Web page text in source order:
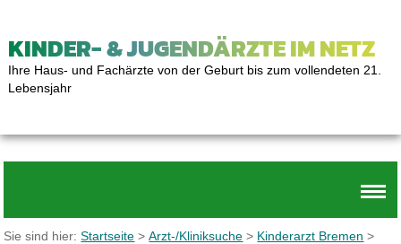
KINDER- & JUGENDÄRZTE IM NETZ
Ihre Haus- und Fachärzte von der Geburt bis zum vollendeten 21.
Lebensjahr
Sie sind hier:Startseite >Arzt-/Kliniksuche > Kinderarzt Bremen >